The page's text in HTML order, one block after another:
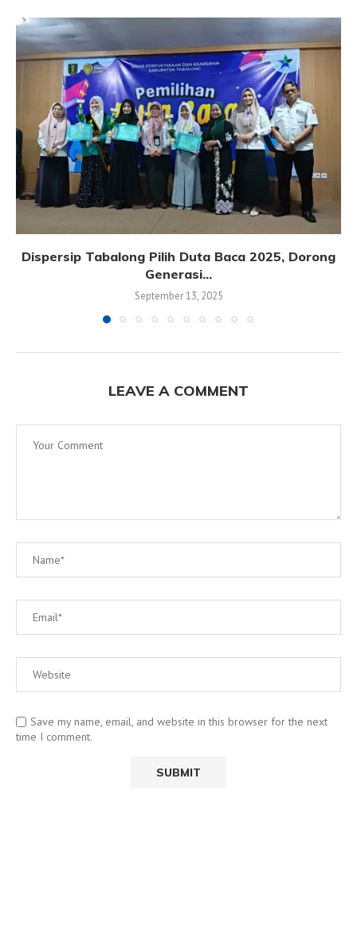
Dispersip Tabalong Pilih Duta Baca 2025, Dorong
Generasi...
September 13, 2025
LEAVE A COMMENT
Save my name, email, and website in this browser for the next
time I comment.